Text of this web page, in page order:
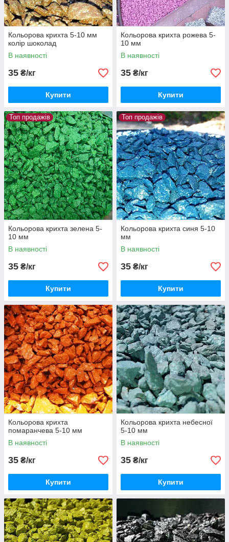
Кольорова крихта 5-10 мм
колір шоколад
В наявності
35 ₴/кг
Купити
Кольорова крихта рожева 5-
10 мм
В наявності
35 ₴/кг
Купити
Топ продажів
Кольорова крихта зелена 5-
10 мм
В наявності
35 ₴/кг
Купити
Топ продажів
Кольорова крихта синя 5-10
мм
В наявності
35 ₴/кг
Купити
Кольорова крихта
помаранчева 5-10 мм
В наявності
35 ₴/кг
Купити
Кольорова крихта небесної
5-10 мм
В наявності
35 ₴/кг
Купити